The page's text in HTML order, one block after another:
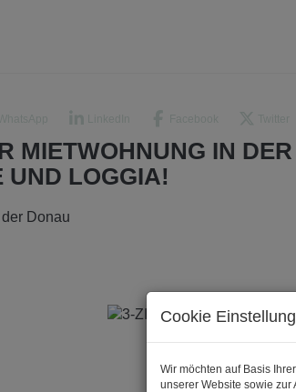
MIETWOHNUNG IN
UND LOGGIA!
Donau
Cookie
Wir möchten auf Basis
unserer Website sowie